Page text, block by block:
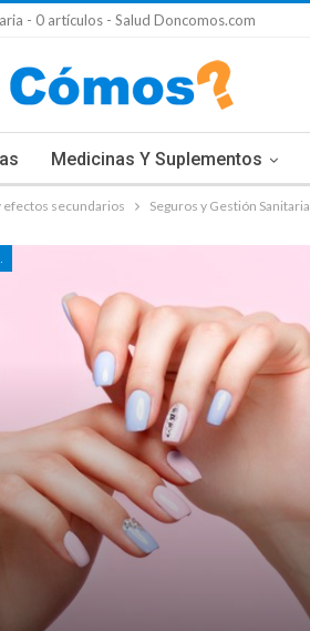
- 0 artículos - Salud Doncomos.com
Medicinas Y Suplementos
efectos secundarios Seguros y Gestión Sanitaria